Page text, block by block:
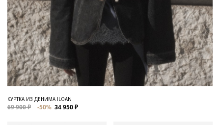
КУРТКА ИЗ ДЕНИМА ILOAN
69 900 ₽ -50% 34 950 ₽